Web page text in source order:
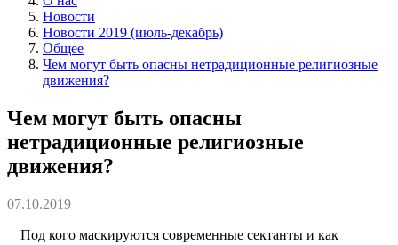
Новости
Новости 2019 (июль-декабрь)
Общее
Чем могут быть опасны нетрадиционные религиозные
движения?
Чем могут быть опасны
нетрадиционные религиозные
движения?
07.10.2019
Под кого маскируются современные сектанты и как